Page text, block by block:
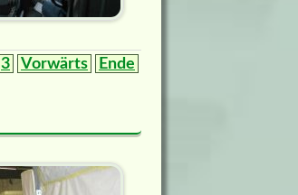
3 Vorwärts Ende